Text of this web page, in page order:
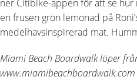
ner Citibike-appen för att se hur
en frusen grön lemonad på
medelhavsinspirerad mat.
Miami Beach Boardwalk löper
www.miamibeachboardwalk.com